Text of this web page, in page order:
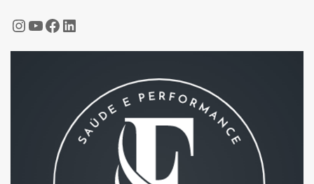
Hugo KanoFisiologia do Esporte
Fisiologia do Esporte
LinkedIn